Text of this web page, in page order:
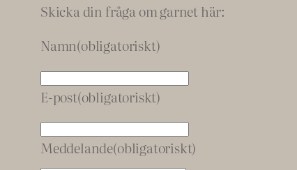
Skicka din fråga om garnet här:
Namn(obligatoriskt)
E-post(obligatoriskt)
Meddelande(obligatoriskt)